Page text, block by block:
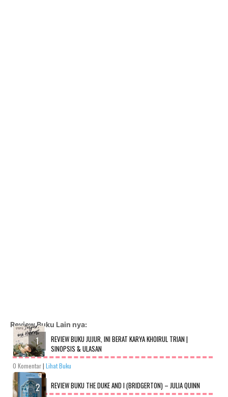
Review Buku Lain nya:
REVIEW BUKU JUJUR, INI BERAT KARYA KHOIRUL TRIAN |
SINOPSIS & ULASAN
0 Komentar| Lihat Buku
REVIEW BUKU THE DUKE AND I (BRIDGERTON) – JULIA QUINN